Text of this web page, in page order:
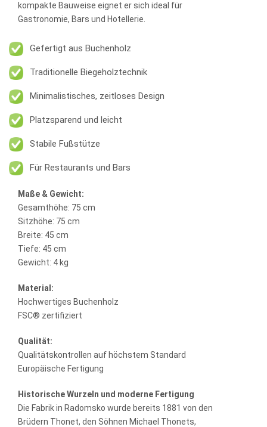
kompakte Bauweise eignet er sich ideal für
Gastronomie, Bars und Hotellerie.
Gefertigt aus Buchenholz
Traditionelle Biegeholztechnik
Minimalistisches, zeitloses Design
Platzsparend und leicht
Stabile Fußstütze
Für Restaurants und Bars
Maße & Gewicht:
Gesamthöhe: 75 cm
Sitzhöhe: 75 cm
Breite: 45 cm
Tiefe: 45 cm
Gewicht: 4 kg
Material:
Hochwertiges Buchenholz
FSC® zertifiziert
Qualität:
Qualitätskontrollen auf höchstem Standard
Europäische Fertigung
Historische Wurzeln und moderne Fertigung
Die Fabrik in Radomsko wurde bereits 1881 von den
Brüdern Thonet, den Söhnen Michael Thonets,